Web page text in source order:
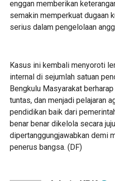
enggan memberikan
semakin memperkuat dugaan
serius dalam pengelolaan
Kasus ini kembali menyoroti
internal di sejumlah satuan
Bengkulu Masyarakat
tuntas, dan menjadi pelajaran
pendidikan baik dari
benar benar dikelola secara
dipertanggungjawabkan demi
penerus bangsa. (DF)